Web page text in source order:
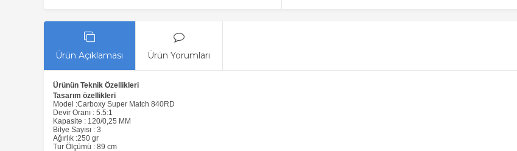
Ürün Açıklaması Ürün Yorumları
Ürünün Teknik Özellikleri
Tasarım özellikleri
Model :Carboxy Super Match 840RD
Devir Oranı : 5.5:1
Kapasite : 120/0,25 MM
Bilye Sayısı : 3
Ağırlık :250 gr
Tur Ölçümü : 89 cm